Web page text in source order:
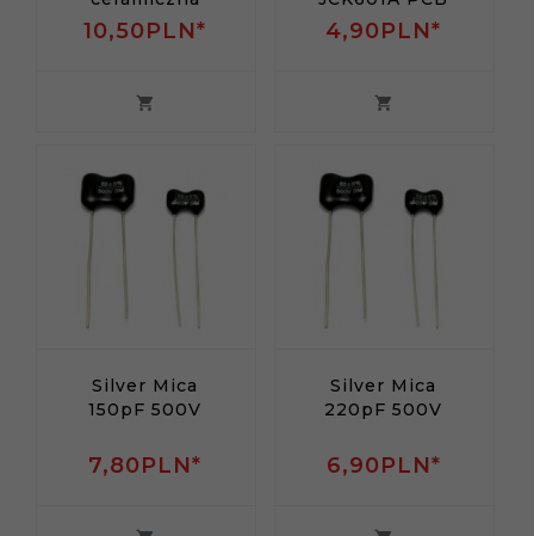
10,50PLN* 4,90PLN*
Silver Mica
150pF 500V
7,80PLN*
Silver Mica
220pF 500V
6,90PLN*